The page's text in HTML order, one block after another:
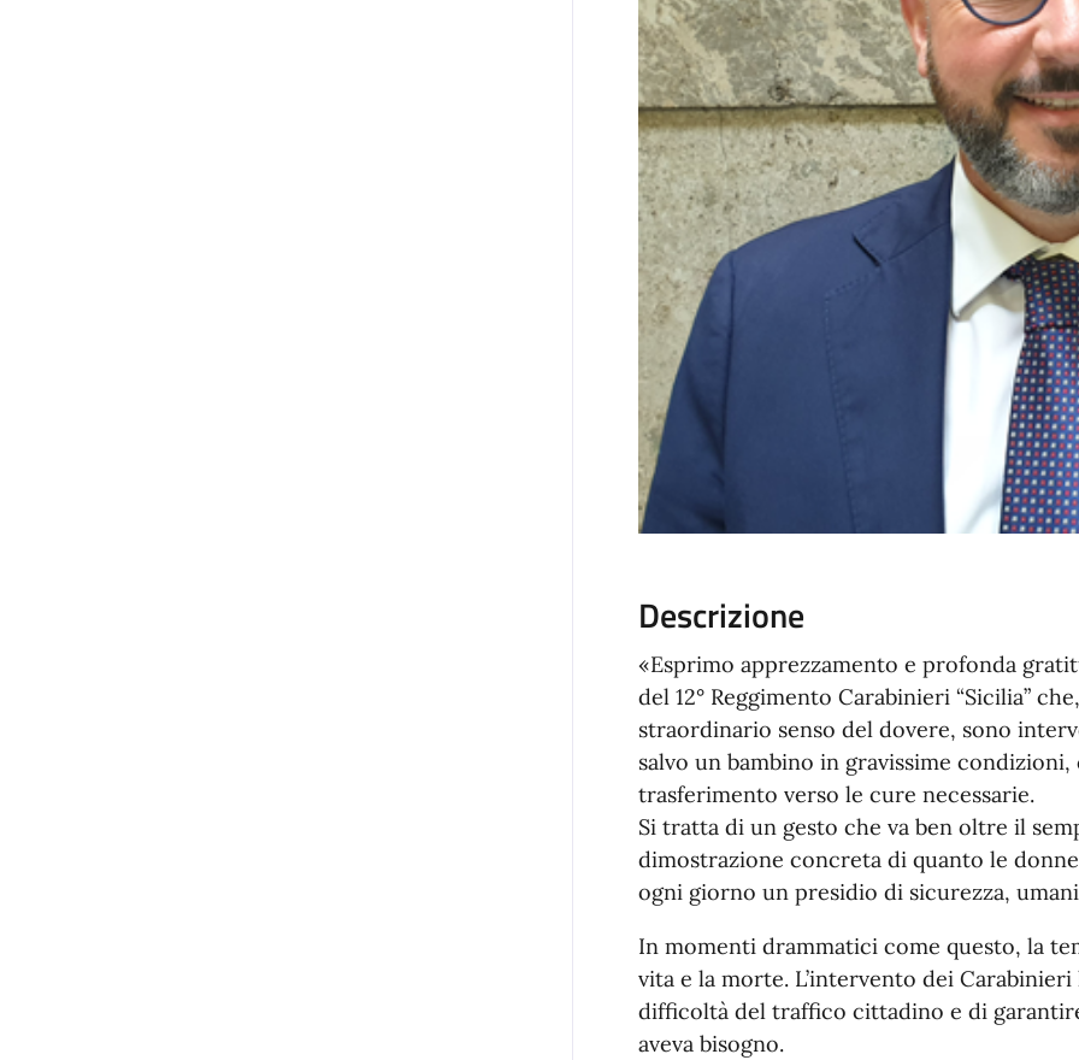
Descrizione
«Esprimo apprezzamento e profonda
del 12° Reggimento Carabinieri “Sicilia”
straordinario senso del dovere, sono
salvo un bambino in gravissime
trasferimento verso le cure necessarie.
Si tratta di un gesto che va ben oltre il
dimostrazione concreta di quanto le
ogni giorno un presidio di sicurezza,
In momenti drammatici come questo, la
vita e la morte. L’intervento dei
difficoltà del traffico cittadino e di
aveva bisogno.